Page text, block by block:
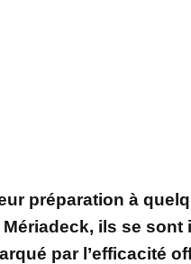
préparation à
ils se
par l’efficacité